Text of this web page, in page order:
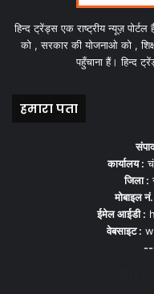
हिन्द ट्रेंड्स एक राष्ट्रीय न्यूज़
को , सरकार की योजनाओ को ,
पहुँचाना हैं। हिन्द
हमारा पता
कार्यालय :
जिला :
मोबाइल
ईमेल आईडी :
वेबसाइट :